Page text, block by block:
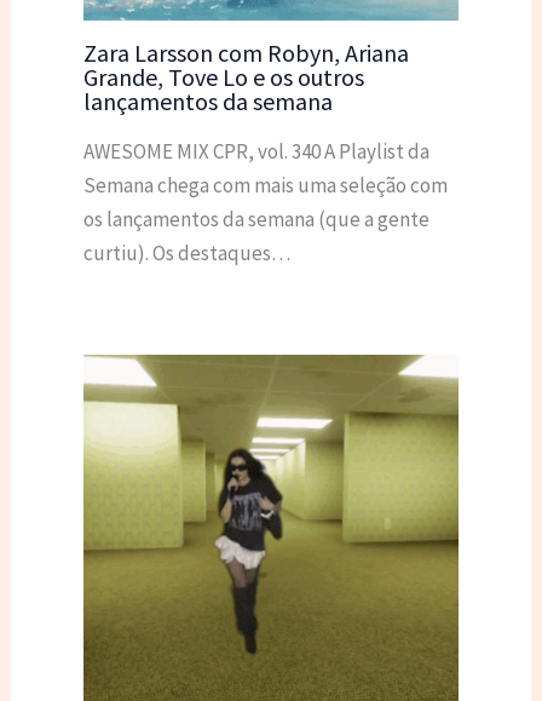
Zara Larsson com Robyn, Ariana
Grande, Tove Lo e os outros
lançamentos da semana
AWESOME MIX CPR, vol. 340 A Playlist da
Semana chega com mais uma seleção com
os lançamentos da semana (que a gente
curtiu). Os destaques…